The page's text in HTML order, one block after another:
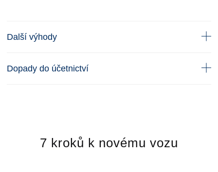
Další výhody
Dopady do účetnictví
7 kroků k novému vozu